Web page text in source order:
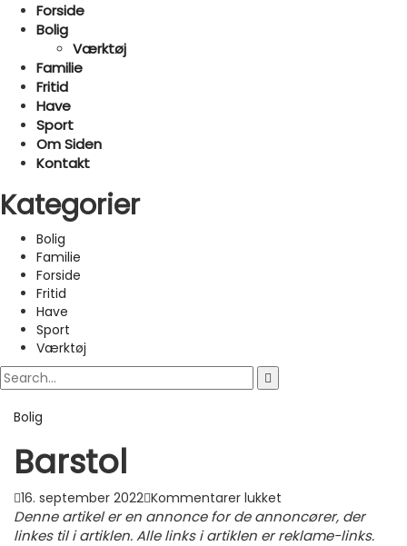
Forside
Bolig
Værktøj
Familie
Fritid
Have
Sport
Om Siden
Kontakt
Kategorier
Bolig
Familie
Forside
Fritid
Have
Sport
Værktøj
Bolig
Barstol
16. september 2022 Kommentarer lukket
Barstol
Denne artikel er en annonce for de annoncører, der
linkes til i artiklen. Alle links i artiklen er reklame-links.